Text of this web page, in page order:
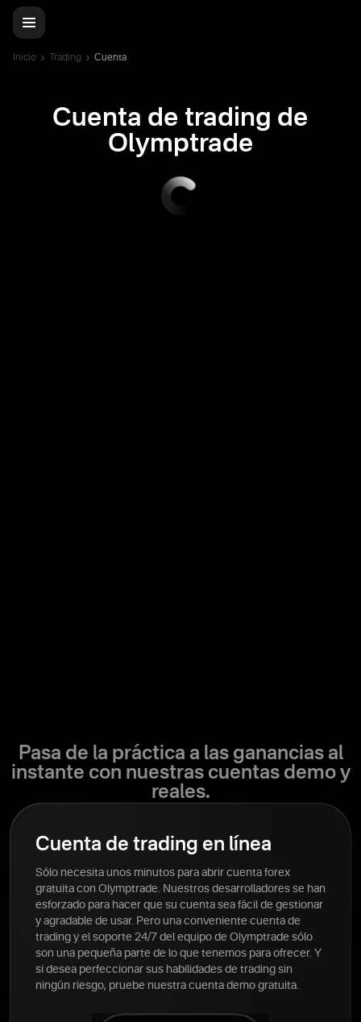
Inicio Trading Cuenta
Cuenta de trading de
Olymptrade
Pasa de la práctica a las ganancias al
instante con nuestras cuentas demo y
reales.
Cuenta de trading en línea
Sólo necesita unos minutos para abrir cuenta forex
gratuita con Olymptrade. Nuestros desarrolladores se han
esforzado para hacer que su cuenta sea fácil de gestionar
y agradable de usar. Pero una conveniente cuenta de
trading y el soporte 24/7 del equipo de Olymptrade sólo
son una pequeña parte de lo que tenemos para ofrecer. Y
si desea perfeccionar sus habilidades de trading sin
ningún riesgo, pruebe nuestra cuenta demo gratuita.